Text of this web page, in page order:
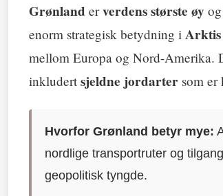
Grønland erverdens største øy
enorm strategisk betydning i Arktis
mellom Europa og Nord-Amerika.
inkludert sjeldne jordarter som
Hvorfor Grønland betyr mye:
nordlige transportruter og
geopolitisk tyngde.